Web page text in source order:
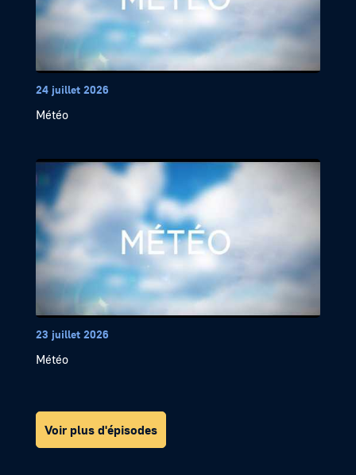
24 juillet 2026
Météo
23 juillet 2026
Météo
Voir plus d'épisodes